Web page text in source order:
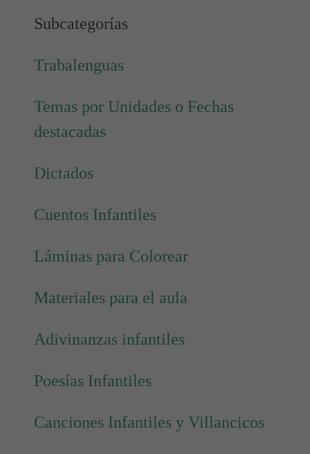
Subcategorías
Trabalenguas
Temas por Unidades o Fechas
destacadas
Dictados
Cuentos Infantiles
Láminas para Colorear
Materiales para el aula
Adivinanzas infantiles
Poesías Infantiles
Canciones Infantiles y Villancicos